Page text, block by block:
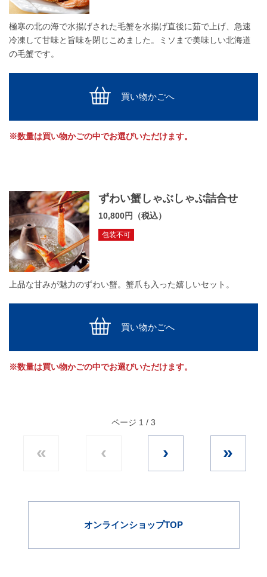
極寒の北の海で水揚げされた毛蟹を水揚げ直後に茹で上げ、急速
冷凍して甘味と旨味を閉じこめました。ミソまで美味しい北海道
の毛蟹です。
買い物かごへ
※数量は買い物かごの中でお選びいただけます。
ずわい蟹しゃぶしゃぶ詰合せ
10,800円（税込）
包装不可
上品な甘みが魅力のずわい蟹。蟹爪も入った嬉しいセット。
買い物かごへ
※数量は買い物かごの中でお選びいただけます。
ページ 1 / 3
« ‹ › »
オンラインショップTOP